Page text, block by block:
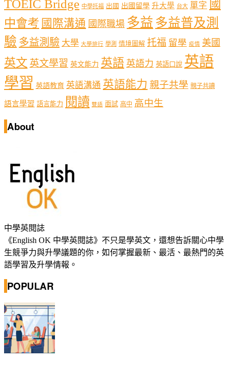
TOEIC Bridge 中學托福 出國 出國留學 升大學 台大 單字 國
中會考 國際溝通 國際職場 多益 多益普及測
驗 多益測驗 大學 大學排行 學測 情境圖解 托福 留學 疫情 美國
英文 英文學習 英文能力 英語 英語力 英語口說 英語
學習 英語教育 英語溝通 英語能力 親子共學 親子共讀
語言學習 語言能力 閱讀 雙語 面試 高中 高中生
About
中學英閱誌
《English OK 中學英閱誌》不只是學英文，還想告訴關心中學
生競爭力與升學議題的你，如何掌握最新、最活、最熱門的英
語學習及升學情報。
POPULAR